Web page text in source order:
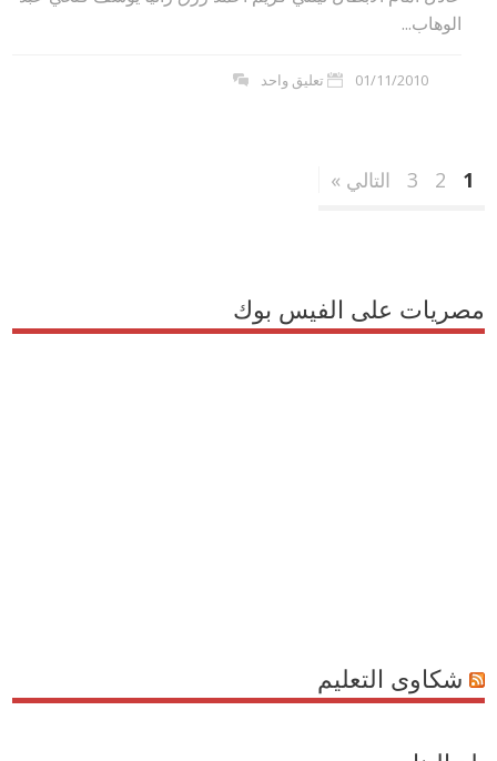
الوهاب...
01/11/2010 تعليق واحد
1
2
3 التالي »
مصريات على الفيس بوك
شكاوى التعليم